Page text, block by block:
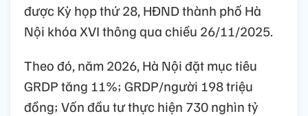
được Kỳ họp thứ 28, HĐND thành phố Hà
Nội khóa XVI thông qua chiều 26/11/2025.
Theo đó, năm 2026, Hà Nội đặt mục tiêu
GRDP tăng 11%; GRDP/người 198 triệu
đồng; Vốn đầu tư thực hiện 730 nghìn tỷ